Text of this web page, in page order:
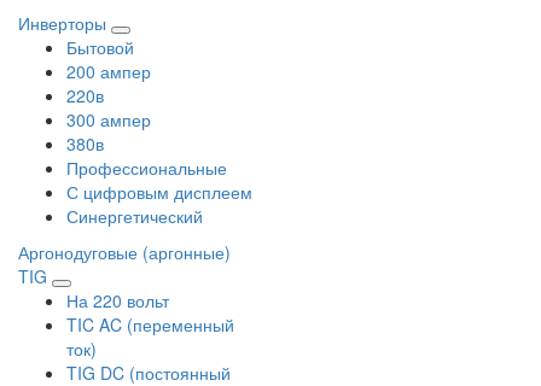
Инверторы
Бытовой
200 ампер
220в
300 ампер
380в
Профессиональные
С цифровым дисплеем
Синергетический
Аргонодуговые (аргонные)
TIG
На 220 вольт
TIC AC (переменный
ток)
TIG DC (постоянный